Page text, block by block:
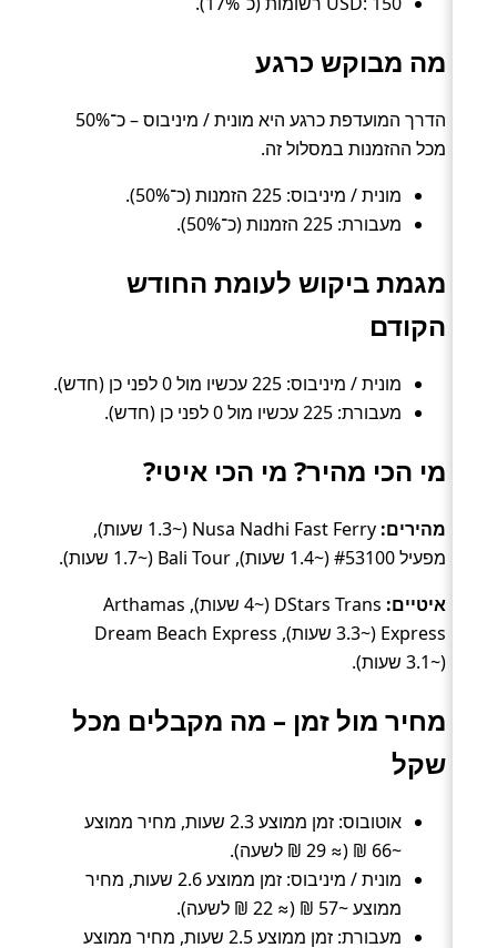
מה מבוקש כרגע
הדרך המועדפת כרגע היא מונית / מיניבוס – כ־50%
מכל ההזמנות במסלול זה.
מונית / מיניבוס: 225 הזמנות (כ־50%).
מעבורת: 225 הזמנות (כ־50%).
מגמת ביקוש לעומת החודש
הקודם
מונית / מיניבוס: 225 עכשיו מול 0 לפני כן (חדש).
מעבורת: 225 עכשיו מול 0 לפני כן (חדש).
מי הכי מהיר? מי הכי איטי?
מהירים:
Nusa Nadhi Fast Ferry (~1.3 שעות),
מפעיל #53100 (~1.4 שעות), Bali Tour (~1.7 שעות).
איטיים:
DStars Trans (~4 שעות), Arthamas
Express (~3.3 שעות), Dream Beach Express
(~3.1 שעות).
מחיר מול זמן – מה מקבלים מכל
שקל
אוטובוס: זמן ממוצע 2.3 שעות, מחיר ממוצע
~66 ₪ (≈ 29 ₪ לשעה).
מונית / מיניבוס: זמן ממוצע 2.6 שעות, מחיר
ממוצע ~57 ₪ (≈ 22 ₪ לשעה).
מעבורת: זמן ממוצע 2.5 שעות, מחיר ממוצע